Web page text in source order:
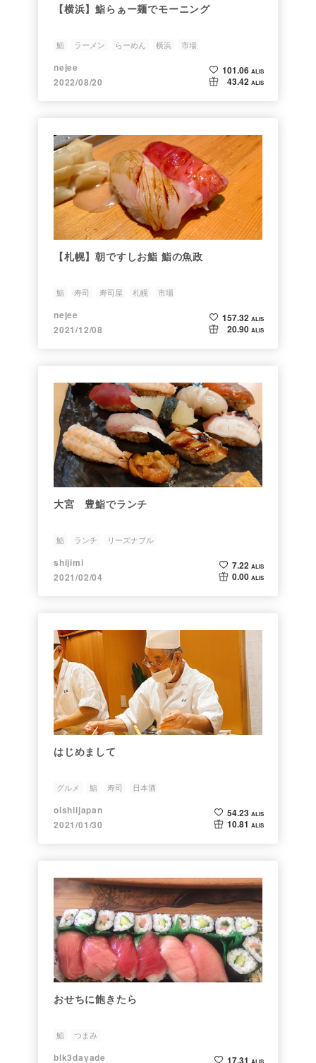
【横浜】鮨らぁー麺でモーニング
鮨 ラーメン らーめん 横浜 市場
nejee
2022/08/20
101.06 ALIS
43.42 ALIS
【札幌】朝ですしお鮨 鮨の魚政
鮨 寿司 寿司屋 札幌 市場
nejee
2021/12/08
157.32 ALIS
20.90 ALIS
大宮 豊鮨でランチ
鮨 ランチ リーズナブル
shijimi
2021/02/04
7.22 ALIS
0.00 ALIS
はじめまして
グルメ 鮨 寿司 日本酒
oishiijapan
2021/01/30
54.23 ALIS
10.81 ALIS
おせちに飽きたら
鮨 つまみ
blk3dayade 17.31 ALIS